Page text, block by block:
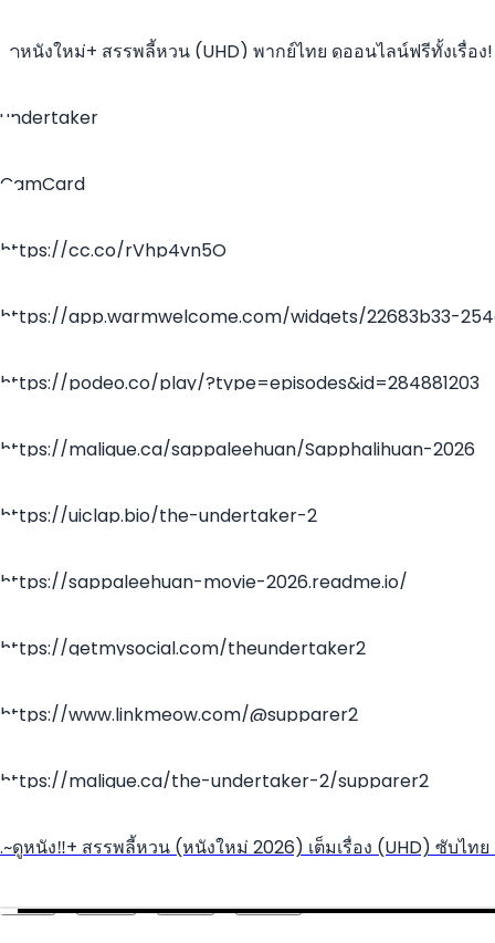
~ดูหนังใหม่+ สรรพลี้หวน (UHD) พากย์ไทย ดูออนไลน์ฟรีทั้งเรื่อง!
undertaker
CamCard
https://cc.co/rVhp4vn5O
https://app.warmwelcome.com/widgets/22683b33-
https://podeo.co/play/?type=episodes&id=284881203
https://maligue.ca/sappaleehuan/Sapphalihuan-2026
https://uiclap.bio/the-undertaker-2
https://sappaleehuan-movie-2026.readme.io/
https://getmysocial.com/theundertaker2
https://www.linkmeow.com/@supparer2
https://maligue.ca/the-undertaker-2/supparer2
.~ดูหนัง‼️+ สรรพลี้หวน (หนังใหม่ 2026) เต็มเรื่อง (UHD) ซับไท
About · Report · Terms · Privacy